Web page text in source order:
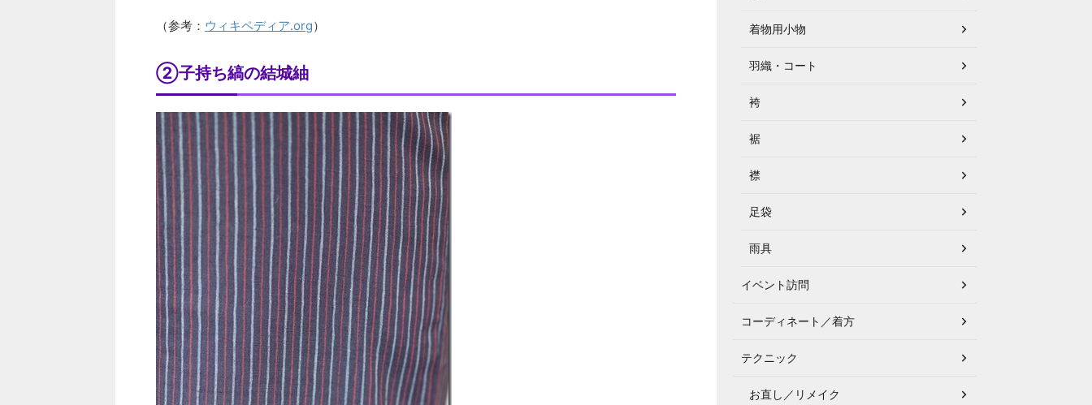
（参考： ウィキペディア.org）
②子持ち縞の結城紬
着物用小物
羽織・コート
袴
裾
襟
足袋
雨具
イベント訪問
コーディネート／着方
テクニック
お直し／リメイク